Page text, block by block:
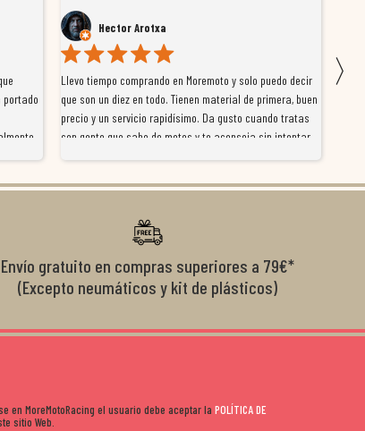
portado
Hector Arotxa
Llevo tiempo comprando en Moremoto y solo puedo decir
que son un diez en todo. Tienen material de primera, buen
precio y un servicio rapidísimo. Da gusto cuando tratas
con gente que sabe de motos y te aconseja sin intentar
el cliente y que disfrutan lo que hacen. Si te gusta la
sitio. Calidad, rapidez y buen rollo. ??️
años
〉
Envío gratuito en compras superiores a 79€*
(Excepto neumáticos y kit de plásticos)
en MoreMotoRacing el usuario debe aceptar la POLÍTICA DE
sitio Web.